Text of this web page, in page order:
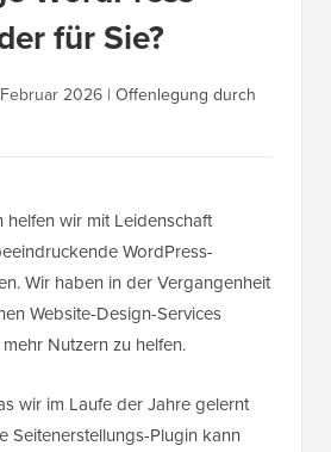
für Sie?
2026 | Offenlegung durch
helfen wir mit Leidenschaft
WordPress-
Wir haben in der Vergangenheit
Website-Design-Services
Nutzern zu helfen.
wir im Laufe der Jahre gelernt
Seitenerstellungs-Plugin kann